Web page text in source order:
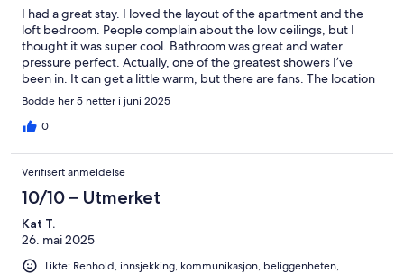
I had a great stay. I loved the layout of the apartment and the
loft bedroom. People complain about the low ceilings, but I
thought it was super cool. Bathroom was great and water
pressure perfect. Actually, one of the greatest showers I’ve
been in. It can get a little warm, but there are fans. The location
is fantastic forgetting out and about. Just realize that it is a
pedestrian only street so you have to walk about 50 m to
actually get to the apartment. My recommendation is to simply
your way to the big red door,, number 14. Google maps will take
you everywhere you need to go in order to find it. Excellent
instructions in terms of getting the key, etc. Would note to be
careful with the door when locking. Takes a little getting used
to. Also might be tight with four people in that apartment, our
group was three. Overall, a fantastic experience and I’d
definitely go back.
Bodde her 5 netter i juni 2025
0
Verifisert anmeldelse
10/10 – Utmerket
Kat T.
26. mai 2025
Likte: Renhold, innsjekking, kommunikasjon, beliggenheten,